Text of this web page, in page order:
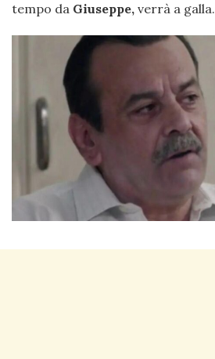
tempo da Giuseppe, verrà a galla.